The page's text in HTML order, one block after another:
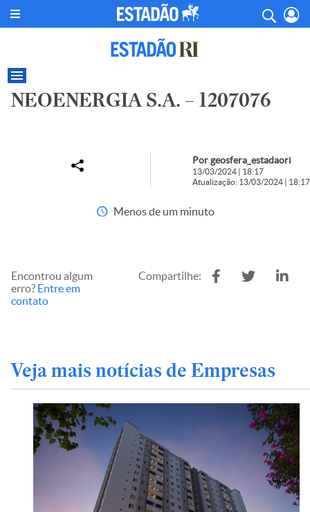
NEOENERGIA S.A. – 1207076
Por geosfera_estadaori
13/03/2024 | 18:17
Atualização: 13/03/2024 | 18:17
Menos de um minuto
Encontrou algum
erro? Entre em
contato
Compartilhe:
Veja mais notícias de Empresas